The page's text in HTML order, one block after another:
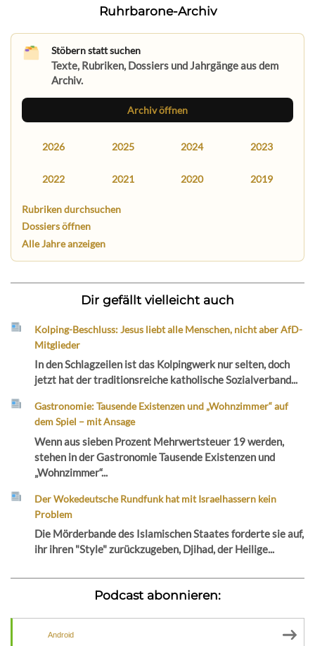
Ruhrbarone-Archiv
Stöbern statt suchen
Texte, Rubriken, Dossiers und Jahrgänge aus dem
Archiv.
Archiv öffnen
2026 2025 2024 2023
2022 2021 2020 2019
Rubriken durchsuchen
Dossiers öffnen
Alle Jahre anzeigen
Dir gefällt vielleicht auch
Kolping-Beschluss: Jesus liebt alle Menschen, nicht aber AfD-
Mitglieder
In den Schlagzeilen ist das Kolpingwerk nur selten, doch
jetzt hat der traditionsreiche katholische Sozialverband...
Gastronomie: Tausende Existenzen und „Wohnzimmer“ auf
dem Spiel – mit Ansage
Wenn aus sieben Prozent Mehrwertsteuer 19 werden,
stehen in der Gastronomie Tausende Existenzen und
„Wohnzimmer“...
Der Wokedeutsche Rundfunk hat mit Israelhassern kein
Problem
Die Mörderbande des Islamischen Staates forderte sie auf,
ihr ihren "Style" zurückzugeben, Djihad, der Heilige...
Podcast abonnieren:
Android